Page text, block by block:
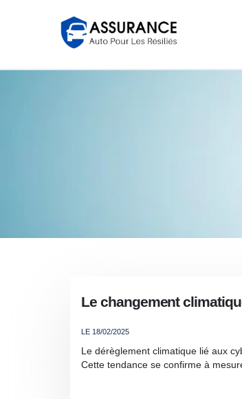
Le changement
LE 18/02/2025
Le dérèglement climatique lié aux
Cette tendance se confirme à